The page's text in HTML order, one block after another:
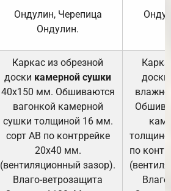
Ондулин, Черепица
Ондулин.
Каркас из обрезной
доски камерной сушки
40х150 мм. Обшиваются
вагонкой камерной
сушки толщиной 16 мм.
сорт АВ по контррейке
20х40 мм.
(вентиляционный зазор).
Влаго-ветрозащита
доски
по